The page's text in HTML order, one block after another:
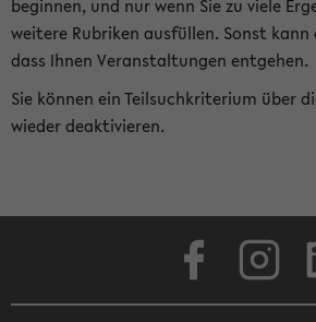
beginnen, und nur wenn Sie zu viele
weitere Rubriken ausfüllen. Sonst kann
dass Ihnen Veranstaltungen entgehen.
Sie können ein Teilsuchkriterium über
wieder deaktivieren.